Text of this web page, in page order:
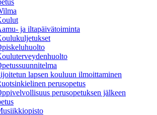
ja iltapäivätoiminta
lapsen kouluun ilmoittaminen
perusopetus
perusopetuksen jälkeen